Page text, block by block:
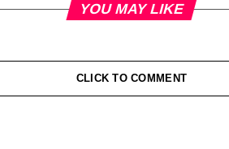
YOU MAY LIKE
CLICK TO COMMENT